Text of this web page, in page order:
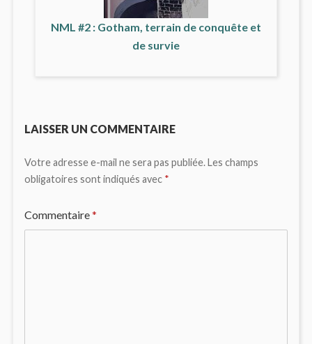
NML #2 : Gotham, terrain de conquête et
de survie
LAISSER UN COMMENTAIRE
Votre adresse e-mail ne sera pas publiée.Les champs
obligatoires sont indiqués avec *
Commentaire*